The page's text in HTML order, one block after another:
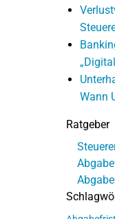
Wann
Ratgeber